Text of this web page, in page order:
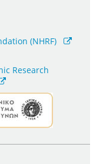
(NHRF)
Research